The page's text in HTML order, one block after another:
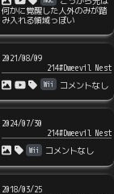
何かに覚醒した人外のみが踏
み入れる領域っぽい
2021/08/09
214#Dweevil Nest
Wii コメントなし
2024/07/30
214#Dweevil Nest
Wii コメントなし
2018/03/25